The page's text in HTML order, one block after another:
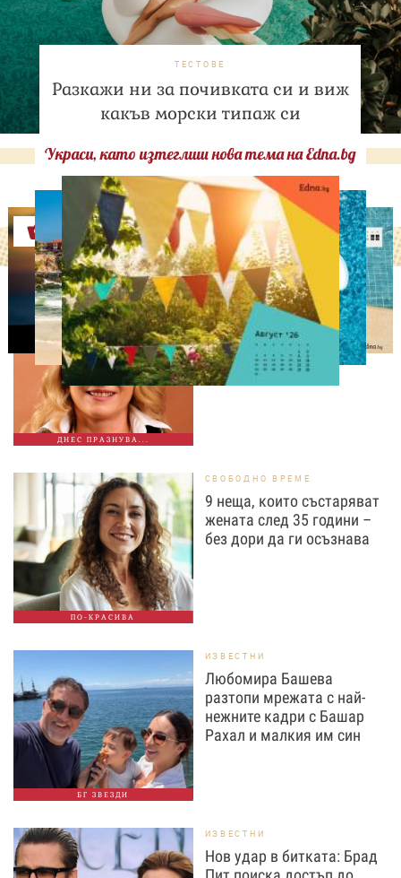
ТЕСТОВЕ
Разкажи ни за почивката си и виж
какъв морски типаж си
Украси, като изтеглиш нова тема на Edna.bg
Оферти
ДНЕС ПРАЗНУВА...
ДНЕС ПРАЗНУВАТ
Албена Павлова на 60:
Талант, хумор и
незабравими роли
ПО-КРАСИВА
СВОБОДНО ВРЕМЕ
9 неща, които състаряват
жената след 35 години –
без дори да ги осъзнава
БГ ЗВЕЗДИ
ИЗВЕСТНИ
Любомира Башева
разтопи мрежата с най-
нежните кадри с Башар
Рахал и малкия им син
ИЗВЕСТНИ
Нов удар в битката: Брад